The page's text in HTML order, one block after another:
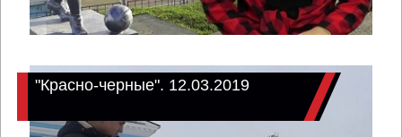
"Красно-черные". 12.03.2019